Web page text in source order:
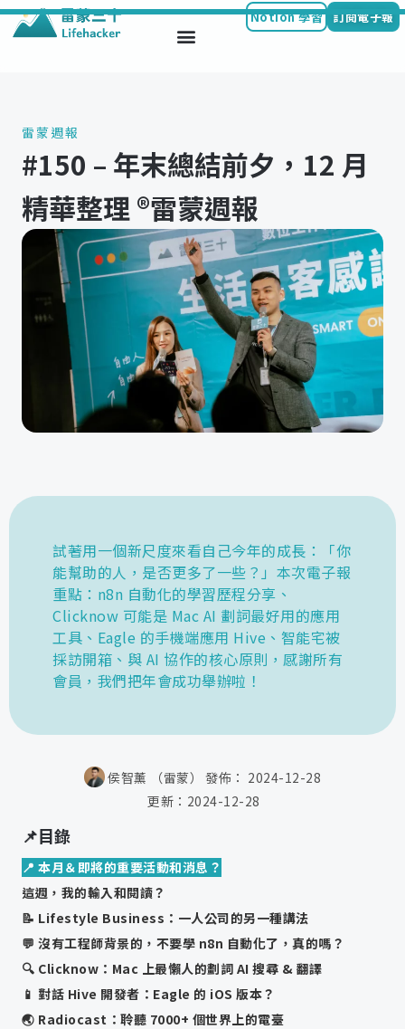
Notion 學習 訂閱電子報
雷蒙週報
#150 – 年末總結前夕，12 月
精華整理 ®️雷蒙週報
試著用一個新尺度來看自己今年的成長：「你
能幫助的人，是否更多了一些？」本次電子報
重點：n8n 自動化的學習歷程分享、
Clicknow 可能是 Mac AI 劃詞最好用的應用
工具、Eagle 的手機端應用 Hive、智能宅被
採訪開箱、與 AI 協作的核心原則，感謝所有
會員，我們把年會成功舉辦啦！
📌目錄
📍 本月＆即將的重要活動和消息？
這週，我的輸入和閱讀？
📝 Lifestyle Business：一人公司的另一種講法
💬 沒有工程師背景的，不要學 n8n 自動化了，真的嗎？
🔍 Clicknow：Mac 上最懶人的劃詞 AI 搜尋 & 翻譯
📱 對話 Hive 開發者：Eagle 的 iOS 版本？
🌏 Radiocast：聆聽 7000+ 個世界上的電臺
侯智薰 （雷蒙） 發佈： 2024-12-28
更新： 2024-12-28